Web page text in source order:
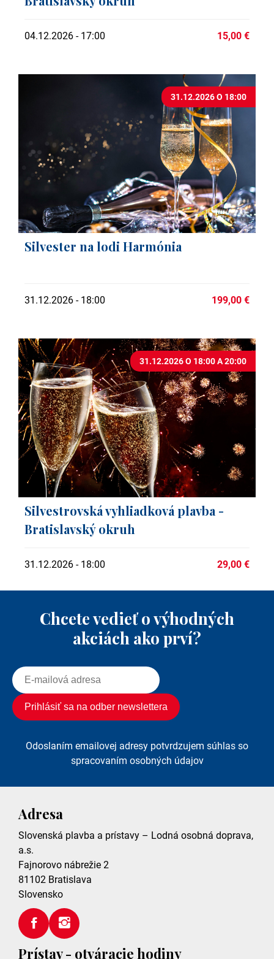
04.12.2026 - 17:00 15,00 €
31.12.2026 O 18:00
Silvester na lodi Harmónia
31.12.2026 - 18:00 199,00 €
31.12.2026 O 18:00 A 20:00
Silvestrovská vyhliadková plavba -
Bratislavský okruh
31.12.2026 - 18:00 29,00 €
Chcete vedieť o výhodných
akciách ako prví?
Odoslaním emailovej adresy potvrdzujem súhlas so
spracovaním osobných údajov
Adresa
Slovenská plavba a prístavy – Lodná osobná doprava,
a.s.
Fajnorovo nábrežie 2
81102 Bratislava
Slovensko
Prístav - otváracie hodiny